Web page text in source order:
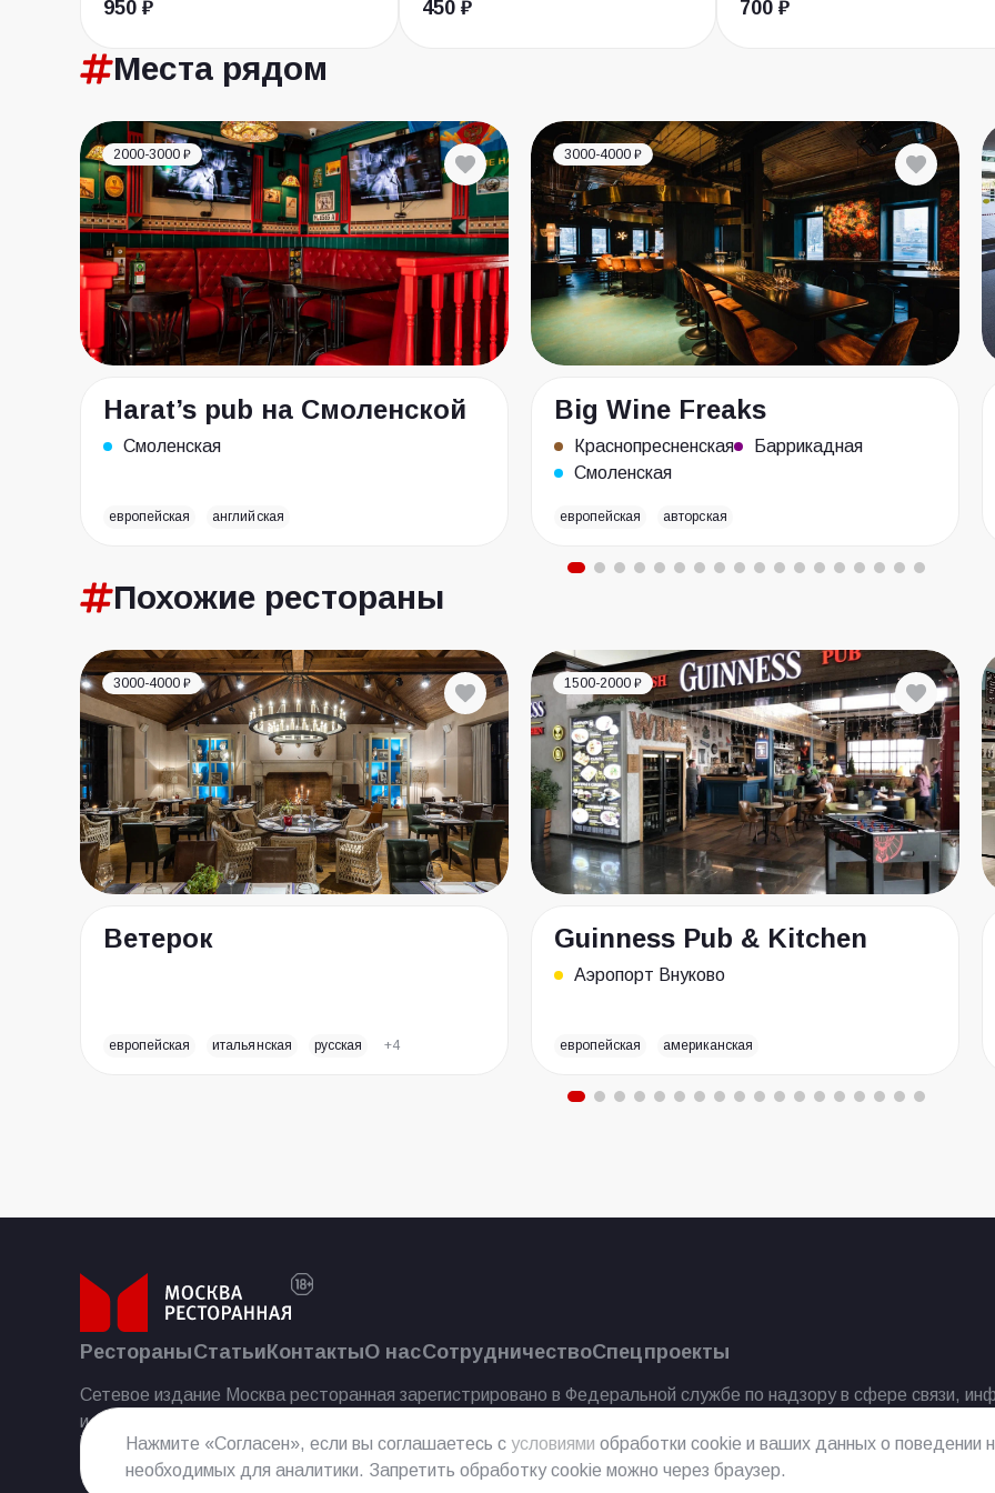
950 ₽ 450 ₽ 700 ₽
Места рядом
2000-3000 ₽
Harat’s pub на Смоленской
Смоленская
европейская английская
3000-4000 ₽
Big Wine Freaks
Краснопресненская
Баррикадная
Смоленская
европейская авторская
Похожие рестораны
3000-4000 ₽
Ветерок
европейская итальянская русская +4
1500-2000 ₽
Guinness Pub & Kitchen
Аэропорт Внуково
европейская американская
РестораныСтатьи КонтактыО насСотрудничествоСпецпроекты
Сетевое издание Москва ресторанная зарегистрировано в Федеральной службе по надзору в сфере связи,
и массовых коммуникаций 25.07.2023.
Реестровая запись Эл № ФС77−85 644 от 21 июля 2023 г.
Нажмите «Согласен», если вы соглашаетесь с условиями обработки cookie и ваших данных о поведении
необходимых для аналитики. Запретить обработку cookie можно через браузер.